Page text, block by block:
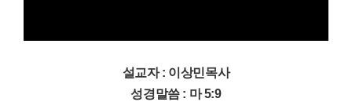
설교자 : 이상민목사
성경말씀 : 마 5:9